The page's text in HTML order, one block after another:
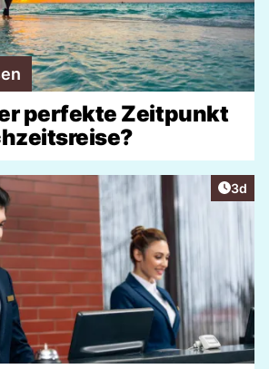
perfekte Zeitpunkt
3d